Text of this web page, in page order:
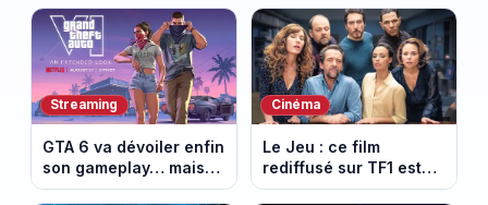
dating inédit et de
nouvelles histoires
d’amour
entre Montbrison et
Tournon-sur-Rhône
Streaming
GTA 6 va dévoiler enfin
son gameplay… mais
d’abord sur Netflix
Cinéma
Le Jeu : ce film
rediffusé sur TF1 est
adapté d’un succès